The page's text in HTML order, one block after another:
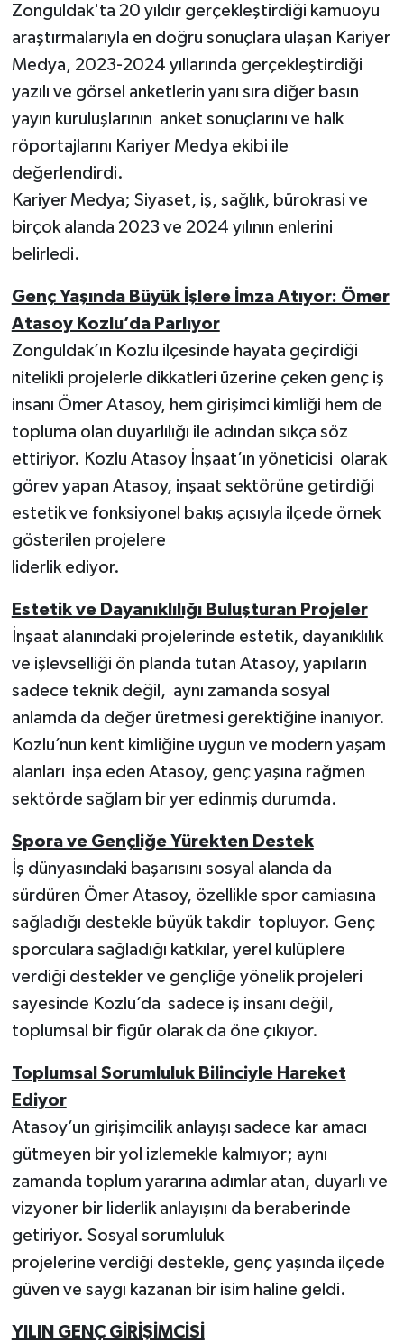
Zonguldak'ta 20 yıldır gerçekleştirdiği kamuoyu
araştırmalarıyla en doğru sonuçlara ulaşan Kariyer
Medya, 2023-2024 yıllarında gerçekleştirdiği
yazılı ve görsel anketlerin yanı sıra diğer basın
yayın kuruluşlarının anket sonuçlarını ve halk
röportajlarını Kariyer Medya ekibi ile
değerlendirdi.
Kariyer Medya; Siyaset, iş, sağlık, bürokrasi ve
birçok alanda 2023 ve 2024 yılının enlerini
belirledi.
Genç Yaşında Büyük İşlere İmza Atıyor: Ömer
Atasoy Kozlu’da Parlıyor
Zonguldak’ın Kozlu ilçesinde hayata geçirdiği
nitelikli projelerle dikkatleri üzerine çeken genç iş
insanı Ömer Atasoy, hem girişimci kimliği hem de
topluma olan duyarlılığı ile adından sıkça söz
ettiriyor. Kozlu Atasoy İnşaat’ın yöneticisi olarak
görev yapan Atasoy, inşaat sektörüne getirdiği
estetik ve fonksiyonel bakış açısıyla ilçede örnek
gösterilen projelere
liderlik ediyor.
Estetik ve Dayanıklılığı Buluşturan Projeler
İnşaat alanındaki projelerinde estetik, dayanıklılık
ve işlevselliği ön planda tutan Atasoy, yapıların
sadece teknik değil, aynı zamanda sosyal
anlamda da değer üretmesi gerektiğine inanıyor.
Kozlu’nun kent kimliğine uygun ve modern yaşam
alanları inşa eden Atasoy, genç yaşına rağmen
sektörde sağlam bir yer edinmiş durumda.
Spora ve Gençliğe Yürekten Destek
İş dünyasındaki başarısını sosyal alanda da
sürdüren Ömer Atasoy, özellikle spor camiasına
sağladığı destekle büyük takdir topluyor. Genç
sporculara sağladığı katkılar, yerel kulüplere
verdiği destekler ve gençliğe yönelik projeleri
sayesinde Kozlu’da sadece iş insanı değil,
toplumsal bir figür olarak da öne çıkıyor.
Toplumsal Sorumluluk Bilinciyle Hareket
Ediyor
Atasoy’un girişimcilik anlayışı sadece kar amacı
gütmeyen bir yol izlemekle kalmıyor; aynı
zamanda toplum yararına adımlar atan, duyarlı ve
vizyoner bir liderlik anlayışını da beraberinde
getiriyor. Sosyal sorumluluk
projelerine verdiği destekle, genç yaşında ilçede
güven ve saygı kazanan bir isim haline geldi.
YILIN GENÇ GİRİŞİMCİSİ